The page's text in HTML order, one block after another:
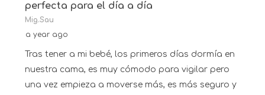
Reviews.
perfecta para el día a día
Mig.Sau
a year ago
Tras tener a mi bebé, los primeros días dormía en
nuestra cama, es muy cómodo para vigilar pero
una vez empieza a moverse más, es más seguro y